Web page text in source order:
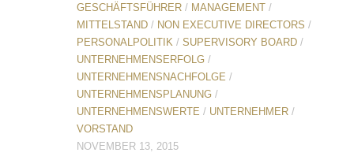
GESCHÄFTSFÜHRER / MANAGEMENT /
MITTELSTAND / NON EXECUTIVE DIRECTORS /
PERSONALPOLITIK / SUPERVISORY BOARD /
UNTERNEHMENSERFOLG /
UNTERNEHMENSNACHFOLGE /
UNTERNEHMENSPLANUNG /
UNTERNEHMENSWERTE / UNTERNEHMER /
VORSTAND
NOVEMBER 13, 2015